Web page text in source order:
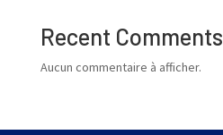
Recent Comments
Aucun commentaire à afficher.